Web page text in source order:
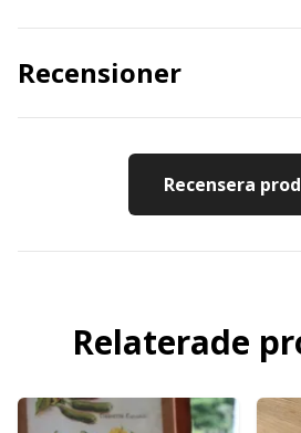
Recensioner
Recensera
Relaterade